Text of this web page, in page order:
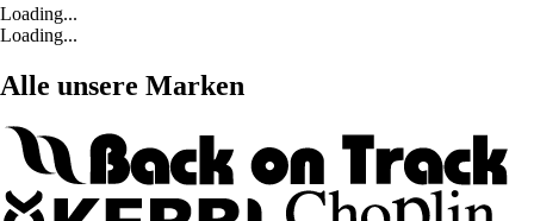
Loading...
Loading...
Alle unsere Marken